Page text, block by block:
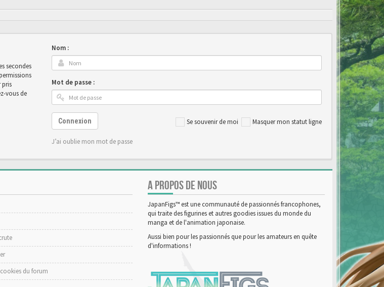
secondes
pris
vous de
Nom :
Mot de passe :
Se souvenir de moi Masquer mon statut ligne
Connexion
J’ai oublie mon mot de passe
du forum
A PROPOS DE NOUS
JapanFigs™ est une communauté de passionnés francophones,
qui traite des figurines et autres goodies issues du monde du
manga et de l'animation japonaise.
Aussi bien pour les passionnés que pour les amateurs en quête
d'informations !